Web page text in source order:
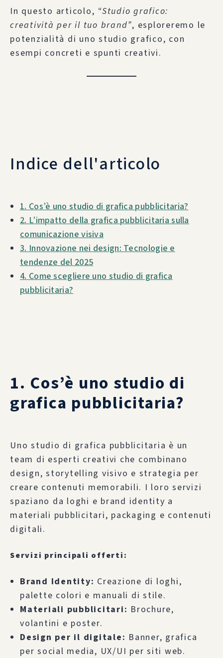
In questo articolo, “Studio grafico:
creatività per il tuo brand”, esploreremo le
potenzialità di uno studio grafico, con
esempi concreti e spunti creativi.
Indice dell'articolo
1. Cos’è uno studio di grafica pubblicitaria?
2. L’impatto della grafica pubblicitaria sulla
comunicazione visiva
3. Innovazione nei design: Tecnologie e
tendenze del 2025
4. Come scegliere uno studio di grafica
pubblicitaria?
1. Cos’è uno studio di
grafica pubblicitaria?
Uno studio di grafica pubblicitaria è un
team di esperti creativi che combinano
design, storytelling visivo e strategia per
creare contenuti memorabili. I loro servizi
spaziano da loghi e brand identity a
materiali pubblicitari, packaging e contenuti
digitali.
Servizi principali offerti:
Brand Identity: Creazione di loghi,
palette colori e manuali di stile.
Materiali pubblicitari: Brochure,
volantini e poster.
Design per il digitale: Banner, grafica
per social media, UX/UI per siti web.